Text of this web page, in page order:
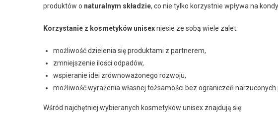
produktów o naturalnym składzie, co nie tylko korzystnie wpływa na
Korzystanie z kosmetyków unisexniesie ze sobą wiele zalet:
możliwość dzielenia się produktami z partnerem,
zmniejszenie ilości odpadów,
wspieranie idei zrównoważonego rozwoju,
możliwość wyrażenia własnej tożsamości bez ograniczeń narzuconych
Wśród najchętniej wybieranych kosmetyków unisex znajdują się: